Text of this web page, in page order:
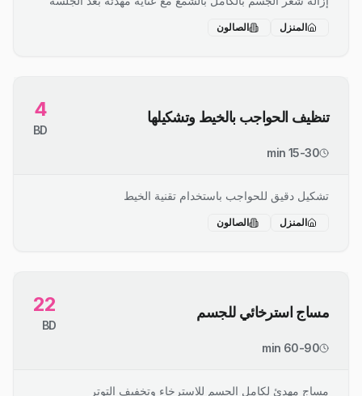
المنزل الصالون
تنظيف الحواجب بالخيط وتشكيلها 4
BD
15-30 min
تشكيل دقيق للحواجب باستخدام تقنية الخيط
المنزل الصالون
مساج استرخائي للجسم 22
BD
60-90 min
مساج مهدئ لكامل الجسم للاسترخاء وتخفيف التوتر